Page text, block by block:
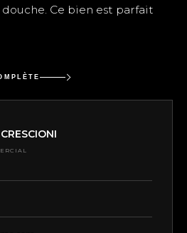
Ce bien est parfait